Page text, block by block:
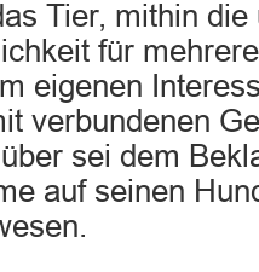
Tier, mithin
für
eigenen
verbundenen
sei dem
auf seinen